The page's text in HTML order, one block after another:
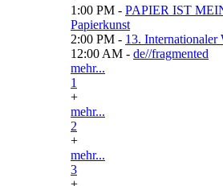
1:00 PM - PAPIER IST
Papierkunst
2:00 PM - 13. Internationaler
12:00 AM - de//fragmented
mehr...
1
+
mehr...
2
+
mehr...
3